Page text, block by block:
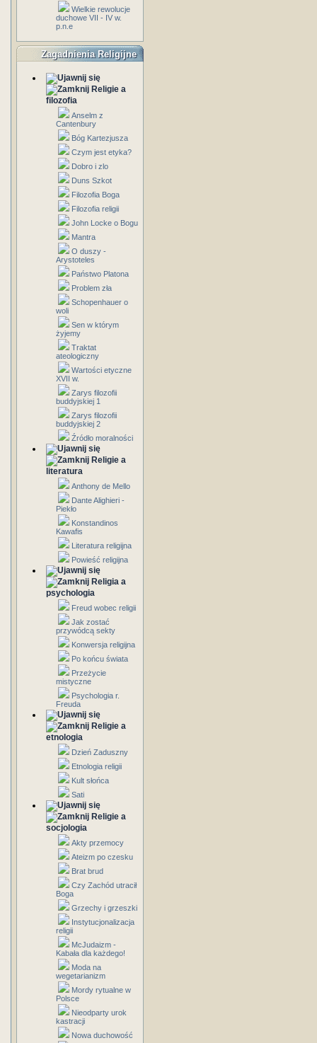
Wielkie rewolucje
duchowe VII - IV w.
p.n.e
Zagadnienia Religijne
Religie a
filozofia
Anselm z
Cantenbury
Bóg Kartezjusza
Czym jest etyka?
Dobro i zlo
Duns Szkot
Filozofia Boga
Filozofia religii
John Locke o Bogu
Mantra
O duszy -
Arystoteles
Państwo Platona
Problem zła
Schopenhauer o
woli
Sen w którym
żyjemy
Traktat
ateologiczny
Wartości etyczne
XVII w.
Zarys filozofii
buddyjskiej 1
Zarys filozofii
buddyjskiej 2
Źródło moralności
Religie a
literatura
Anthony de Mello
Dante Alighieri -
Piekło
Konstandinos
Kawafis
Literatura religijna
Powieść religijna
Religia a
psychologia
Freud wobec religii
Jak zostać
przywódcą sekty
Konwersja religijna
Po końcu świata
Przeżycie
mistyczne
Psychologia r.
Freuda
Religie a
etnologia
Dzień Zaduszny
Etnologia religii
Kult słońca
Sati
Religie a
socjologia
Akty przemocy
Ateizm po czesku
Brat brud
Czy Zachód utracił
Boga
Grzechy i grzeszki
Instytucjonalizacja
religii
McJudaizm -
Kabała dla każdego!
Moda na
wegetarianizm
Mordy rytualne w
Polsce
Nieodparty urok
kastracji
Nowa duchowość